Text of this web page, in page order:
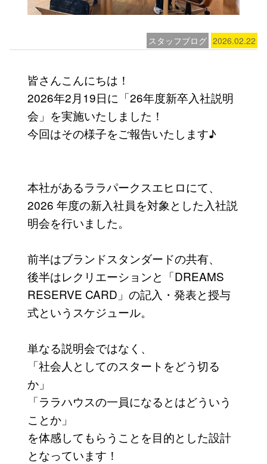
スタッフブログ 2026.02.22
皆さんこんにちは！
2026年2月19日に「26年度新卒入社説明
会」を実施いたしました！
今回はその様子をご報告いたします♪
本社があるララパークスエヒロにて、
2026 年度の新入社員を対象とした入社説
明会を行いました。
前半はブランドスタンダードの共有、
後半はレクリエーションと「DREAMS
RESERVE CARD」の記入・発表と授与
式というスケジュール。
単なる説明会ではなく、
「社会人としてのスタートをどう切る
か」
「ララハウスの一員になるとはどういう
ことか」
を体感してもらうことを目的とした設計
となっています！